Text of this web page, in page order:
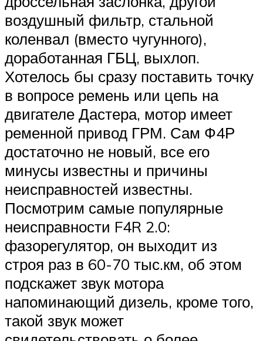
воздушный фильтр, стальной
коленвал (вместо чугунного),
доработанная ГБЦ, выхлоп.
Хотелось бы сразу поставить точку
в вопросе ремень или цепь на
двигателе Дастера, мотор имеет
ременной привод ГРМ. Сам Ф4Р
достаточно не новый, все его
минусы известны и причины
неисправностей известны.
Посмотрим самые популярные
неисправности F4R 2.0:
фазорегулятор, он выходит из
строя раз в 60-70 тыс.км, об этом
подскажет звук мотора
напоминающий дизель, кроме того,
такой звук может